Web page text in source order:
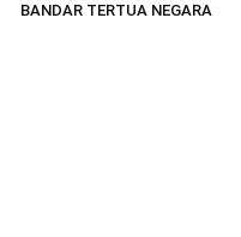
BANDAR TERTUA NEGARA